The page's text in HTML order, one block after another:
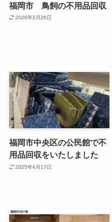
福岡市 鳥飼の不用品回収
2026年2月26日
福岡市中央区の公民館で不
用品回収をいたしました
2025年4月17日